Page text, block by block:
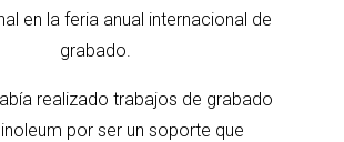
en la feria anual internacional de
grabado.
realizado trabajos de grabado
por ser un soporte que